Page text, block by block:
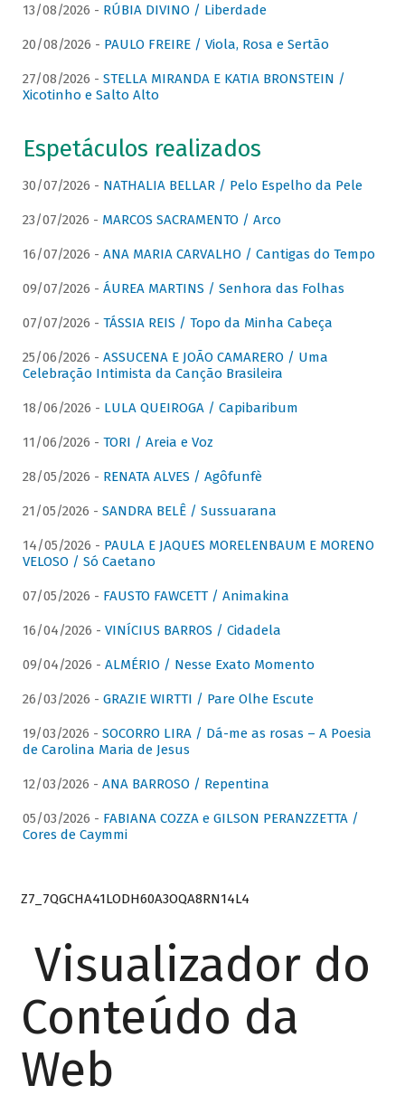
13/08/2026 - RÚBIA DIVINO / Liberdade
20/08/2026 - PAULO FREIRE / Viola, Rosa e Sertão
27/08/2026 - STELLA MIRANDA E KATIA BRONSTEIN /
Xicotinho e Salto Alto
Espetáculos realizados
30/07/2026 - NATHALIA BELLAR / Pelo Espelho da Pele
23/07/2026 - MARCOS SACRAMENTO / Arco
16/07/2026 - ANA MARIA CARVALHO / Cantigas do Tempo
09/07/2026 - ÁUREA MARTINS / Senhora das Folhas
07/07/2026 - TÁSSIA REIS / Topo da Minha Cabeça
25/06/2026 - ASSUCENA E JOÃO CAMARERO / Uma
Celebração Intimista da Canção Brasileira
18/06/2026 - LULA QUEIROGA / Capibaribum
11/06/2026 - TORI / Areia e Voz
28/05/2026 - RENATA ALVES / Agôfunfè
21/05/2026 - SANDRA BELÊ / Sussuarana
14/05/2026 - PAULA E JAQUES MORELENBAUM E MORENO
VELOSO / Só Caetano
07/05/2026 - FAUSTO FAWCETT / Animakina
16/04/2026 - VINÍCIUS BARROS / Cidadela
09/04/2026 - ALMÉRIO / Nesse Exato Momento
26/03/2026 - GRAZIE WIRTTI / Pare Olhe Escute
19/03/2026 - SOCORRO LIRA / Dá-me as rosas – A Poesia
de Carolina Maria de Jesus
12/03/2026 - ANA BARROSO / Repentina
05/03/2026 - FABIANA COZZA e GILSON PERANZZETTA /
Cores de Caymmi
Z7_7QGCHA41LODH60A3OQA8RN14L4
Visualizador do
Conteúdo da
Web